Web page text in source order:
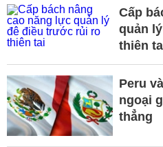
Cấp
quản
thiên
Peru
ngoại
thẳng